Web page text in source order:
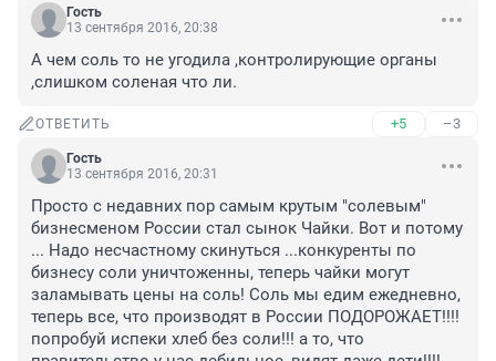
Гость
13 сентября 2016, 20:38
А чем соль то не угодила ,контролирующие органы
,слишком соленая что ли.
ОТВЕТИТЬ +5 –3
Гость
13 сентября 2016, 20:31
Просто с недавних пор самым крутым "солевым"
бизнесменом России стал сынок Чайки. Вот и потому
... Надо несчастному скинуться ...конкуренты по
бизнесу соли уничтоженны, теперь чайки могут
заламывать цены на соль! Соль мы едим ежедневно,
теперь все, что производят в России ПОДОРОЖАЕТ!!!!
попробуй испеки хлеб без соли!!! а то, что